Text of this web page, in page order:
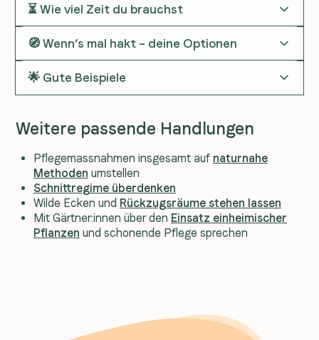
⏳ Wie viel Zeit du brauchst
🧭 Wenn’s mal hakt – deine Optionen
🌟 Gute Beispiele
Weitere passende Handlungen
Pflegemassnahmen insgesamt auf naturnahe
Methoden umstellen
Schnittregime überdenken
Wilde Ecken und Rückzugsräume stehen lassen
Mit Gärtner:innen über den Einsatz einheimischer
Pflanzen und schonende Pflege sprechen